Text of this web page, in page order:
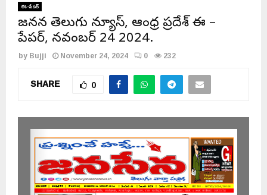
ఈ-పేపర్
జనసేన తెలుగు న్యూస్, ఆంధ్ర ప్రదేశ్ ఈ –
పేపర్, నవంబర్ 24 2024.
byBujji November 24, 2024 0 232
SHARE 0